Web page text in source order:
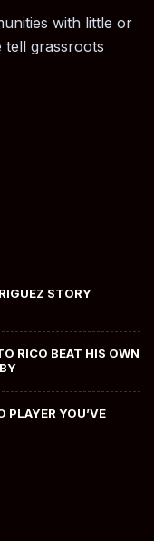
with little or
tell grassroots
STORY
RICO BEAT HIS OWN
PLAYER YOU’VE